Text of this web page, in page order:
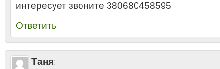
интересует звоните 380680458595
Ответить
Таня: